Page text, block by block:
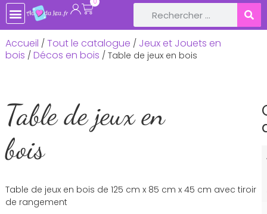
Accueil / Tout le catalogue / Jeux et Jouets en
bois / Décos en bois / Table de jeux en bois
Table de jeux en
bois
Table de jeux en bois de 125 cm x 85 cm x 45 cm avec tiroir
de rangement